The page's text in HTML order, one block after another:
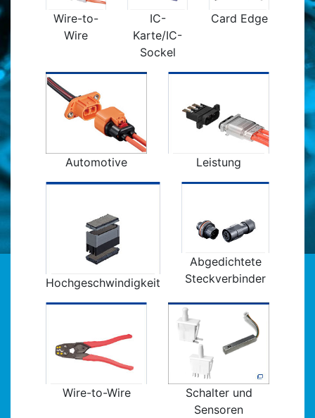
Wire-to-
Wire
IC-
Karte/IC-
Sockel
Card Edge
Automotive Leistung
Hochgeschwindigkeit
Abgedichtete
Steckverbinder
Wire-to-Wire
Schalter und
Sensoren